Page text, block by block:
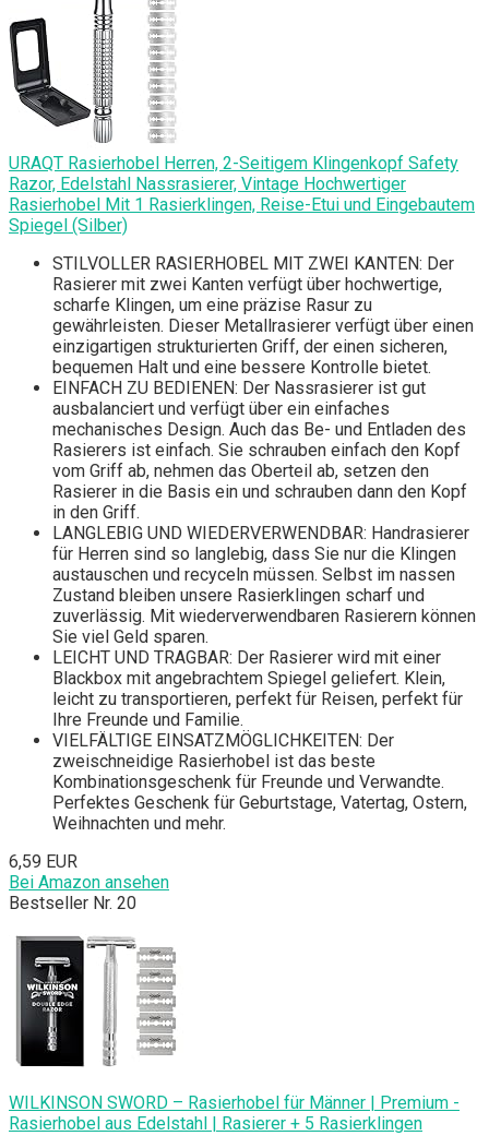
URAQT Rasierhobel Herren, 2-Seitigem Klingenkopf Safety
Razor, Edelstahl Nassrasierer, Vintage Hochwertiger
Rasierhobel Mit 1 Rasierklingen, Reise-Etui und Eingebautem
Spiegel (Silber)
STILVOLLER RASIERHOBEL MIT ZWEI KANTEN: Der
Rasierer mit zwei Kanten verfügt über hochwertige,
scharfe Klingen, um eine präzise Rasur zu
gewährleisten. Dieser Metallrasierer verfügt über einen
einzigartigen strukturierten Griff, der einen sicheren,
bequemen Halt und eine bessere Kontrolle bietet.
EINFACH ZU BEDIENEN: Der Nassrasierer ist gut
ausbalanciert und verfügt über ein einfaches
mechanisches Design. Auch das Be- und Entladen des
Rasierers ist einfach. Sie schrauben einfach den Kopf
vom Griff ab, nehmen das Oberteil ab, setzen den
Rasierer in die Basis ein und schrauben dann den Kopf
in den Griff.
LANGLEBIG UND WIEDERVERWENDBAR: Handrasierer
für Herren sind so langlebig, dass Sie nur die Klingen
austauschen und recyceln müssen. Selbst im nassen
Zustand bleiben unsere Rasierklingen scharf und
zuverlässig. Mit wiederverwendbaren Rasierern können
Sie viel Geld sparen.
LEICHT UND TRAGBAR: Der Rasierer wird mit einer
Blackbox mit angebrachtem Spiegel geliefert. Klein,
leicht zu transportieren, perfekt für Reisen, perfekt für
Ihre Freunde und Familie.
VIELFÄLTIGE EINSATZMÖGLICHKEITEN: Der
zweischneidige Rasierhobel ist das beste
Kombinationsgeschenk für Freunde und Verwandte.
Perfektes Geschenk für Geburtstage, Vatertag, Ostern,
Weihnachten und mehr.
6,59 EUR
Bei Amazon ansehen
Bestseller Nr. 20
WILKINSON SWORD – Rasierhobel für Männer | Premium -
Rasierhobel aus Edelstahl | Rasierer + 5 Rasierklingen